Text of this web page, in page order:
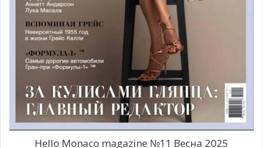
Hello Monaco magazine №11 Весна 2025